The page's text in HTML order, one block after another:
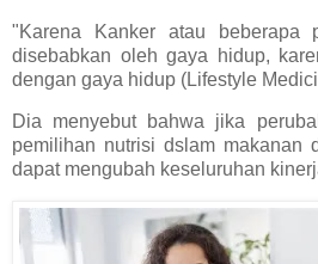
"Karena Kanker atau beberapa
disebabkan oleh gaya hidup,
dengan gaya hidup (Lifestyle
Dia menyebut bahwa jika
pemilihan nutrisi dslam makanan
dapat mengubah keseluruhan